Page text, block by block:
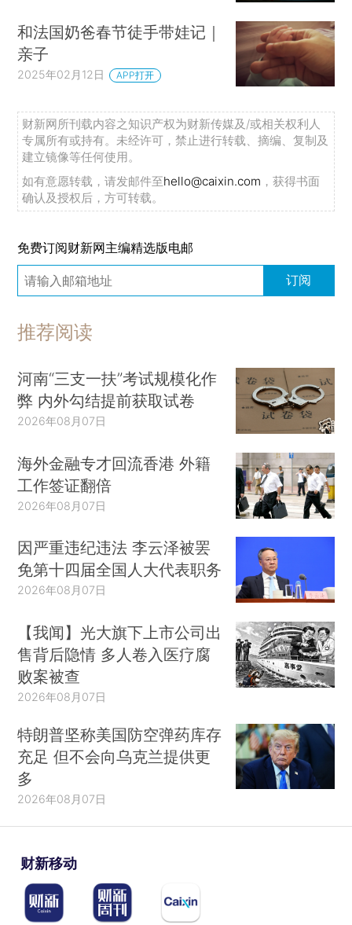
和法国奶爸春节徒手带娃记｜
亲子
2025年02月12日 APP打开
财新网所刊载内容之知识产权为财新传媒及/或相关权利人
专属所有或持有。未经许可，禁止进行转载、摘编、复制及
建立镜像等任何使用。
如有意愿转载，请发邮件至hello@caixin.com ，获得书面
确认及授权后，方可转载。
免费订阅财新网主编精选版电邮
订阅
推荐阅读
河南“三支一扶”考试规模化作
弊 内外勾结提前获取试卷
2026年08月07日
海外金融专才回流香港 外籍
工作签证翻倍
2026年08月07日
因严重违纪违法 李云泽被罢
免第十四届全国人大代表职务
2026年08月07日
【我闻】光大旗下上市公司出
售背后隐情 多人卷入医疗腐
败案被查
2026年08月07日
特朗普坚称美国防空弹药库存
充足 但不会向乌克兰提供更
多
2026年08月07日
财新移动